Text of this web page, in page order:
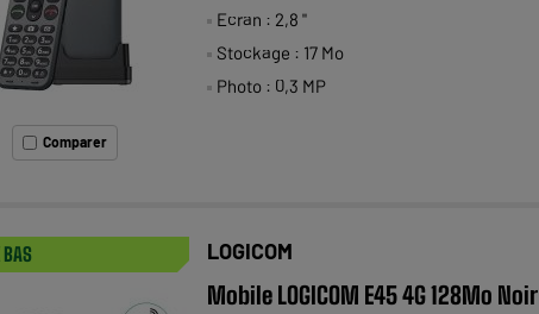
Comparer
Ecran : 2,8 "
Stockage : 17 Mo
Photo : 0,3 MP
BAS LOGICOM
Mobile LOGICOM E45 4G 128Mo Noir